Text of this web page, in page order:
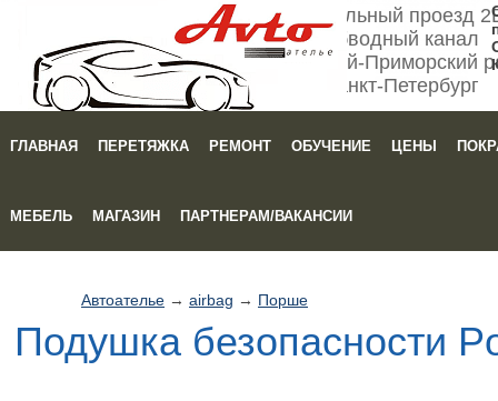
Мебельный проезд
Обводный канал
Кировский-Приморский
Санкт-Петербург
ГЛАВНАЯ ПЕРЕТЯЖКА РЕМОНТ ОБУЧЕНИЕ ЦЕНЫ
МЕБЕЛЬ МАГАЗИН ПАРТНЕРАМ/ВАКАНСИИ
Автоателье → airbag → Порше
Подушка безопасности